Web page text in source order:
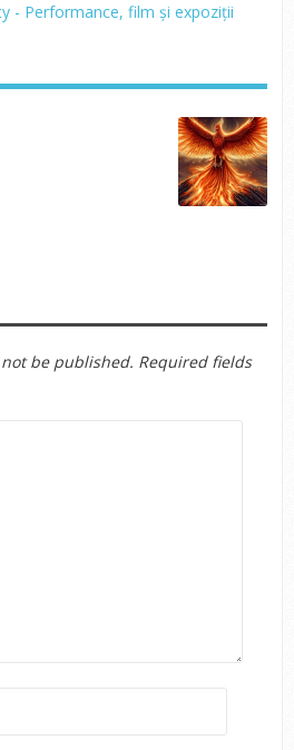
- Performance, film și expoziții
be published. Required fields